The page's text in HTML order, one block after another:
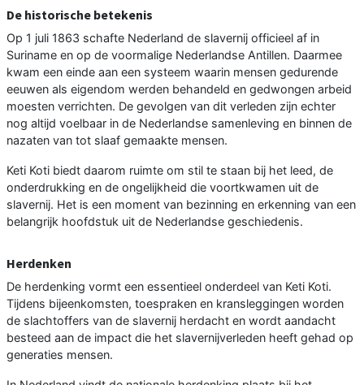
De historische betekenis
Op 1 juli 1863 schafte Nederland de slavernij officieel af in
Suriname en op de voormalige Nederlandse Antillen. Daarmee
kwam een einde aan een systeem waarin mensen gedurende
eeuwen als eigendom werden behandeld en gedwongen arbeid
moesten verrichten. De gevolgen van dit verleden zijn echter
nog altijd voelbaar in de Nederlandse samenleving en binnen de
nazaten van tot slaaf gemaakte mensen.
Keti Koti biedt daarom ruimte om stil te staan bij het leed, de
onderdrukking en de ongelijkheid die voortkwamen uit de
slavernij. Het is een moment van bezinning en erkenning van een
belangrijk hoofdstuk uit de Nederlandse geschiedenis.
Herdenken
De herdenking vormt een essentieel onderdeel van Keti Koti.
Tijdens bijeenkomsten, toespraken en kransleggingen worden
de slachtoffers van de slavernij herdacht en wordt aandacht
besteed aan de impact die het slavernijverleden heeft gehad op
generaties mensen.